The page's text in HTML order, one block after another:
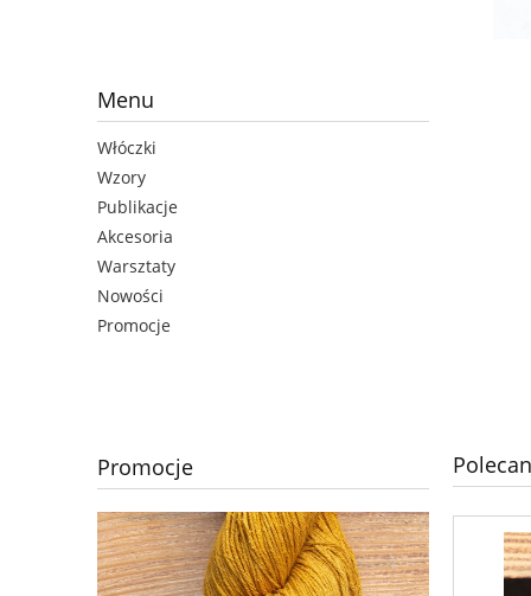
Menu
Włóczki
Wzory
Publikacje
Akcesoria
Warsztaty
Nowości
Promocje
Promocje